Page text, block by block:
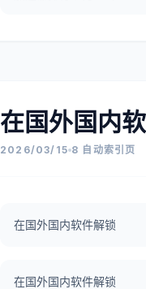
在国外国内
2026/03/15 8 自动索引页
在国外国内软件解锁
在国外国内软件解锁